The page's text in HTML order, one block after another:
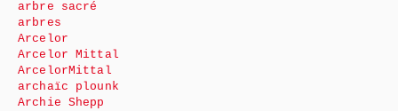
arbre sacré
arbres
Arcelor
Arcelor Mittal
ArcelorMittal
archaïc plounk
Archie Shepp